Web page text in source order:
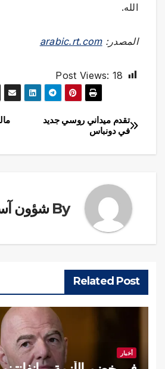
الله.
المصدر:arabic.rt.com
Post Views: 18
تصفّح
المقالات
تقدم ميداني روسي جديد
في دونباس
By شؤون
Related Post
أخبار